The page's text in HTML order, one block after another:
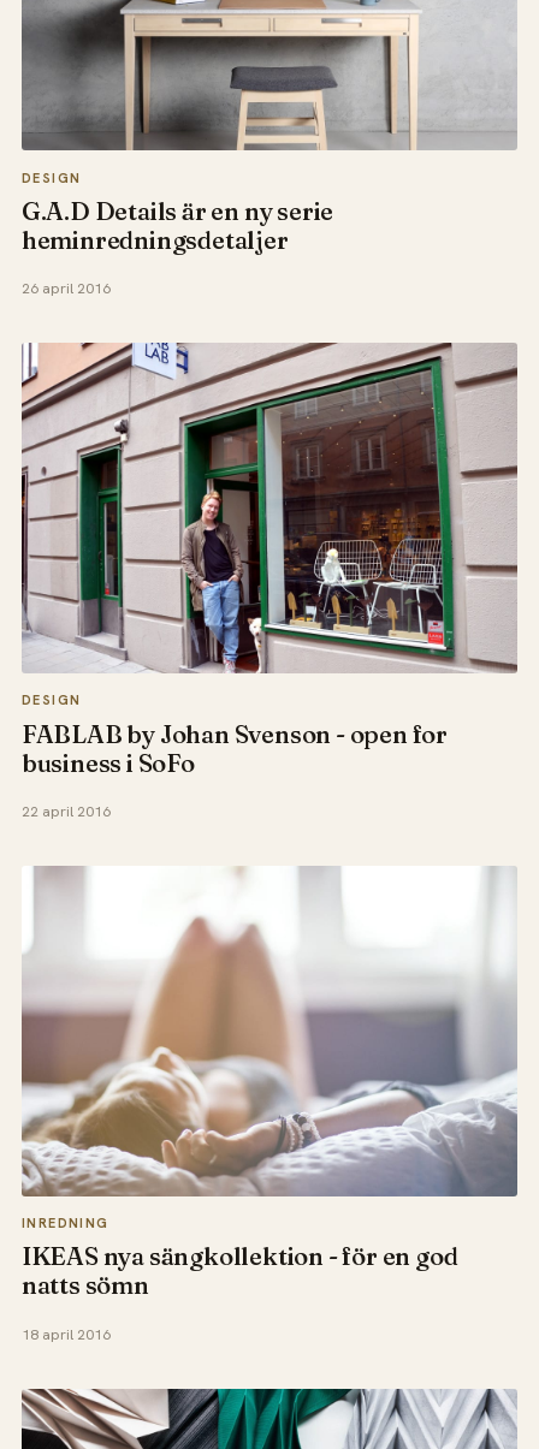
DESIGN
G.A.D Details är en ny serie
heminredningsdetaljer
26 april 2016
DESIGN
FABLAB by Johan Svenson - open for
business i SoFo
22 april 2016
INREDNING
IKEAS nya sängkollektion - för en god
natts sömn
18 april 2016